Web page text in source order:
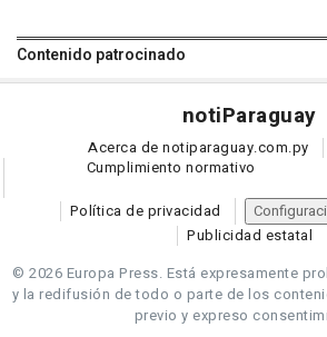
Contenido patrocinado
notiParaguay
Acerca de notiparaguay.com.py
Cumplimiento normativo
Política de privacidad
Publicidad estatal
© 2026 Europa Press. Está expresamente
y la redifusión de todo o parte de los
previo y expreso